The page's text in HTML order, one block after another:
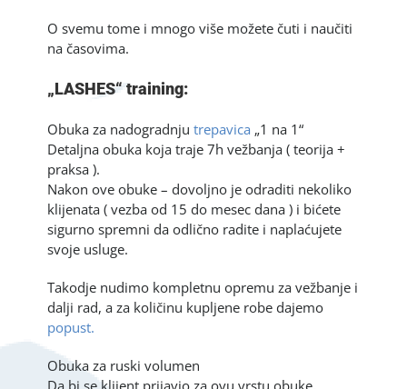
O svemu tome i mnogo više možete čuti i naučiti
na časovima.
„LASHES“ training:
Obuka za nadogradnjutrepavica „1 na 1“
Detaljna obuka koja traje 7h vežbanja ( teorija +
praksa ).
Nakon ove obuke – dovoljno je odraditi nekoliko
klijenata ( vezba od 15 do mesec dana ) i bićete
sigurno spremni da odlično radite i naplaćujete
svoje usluge.
Takodje nudimo kompletnu opremu za vežbanje i
dalji rad, a za količinu kupljene robe dajemo
popust.
Obuka za ruski volumen
Da bi se klijent prijavio za ovu vrstu obuke,